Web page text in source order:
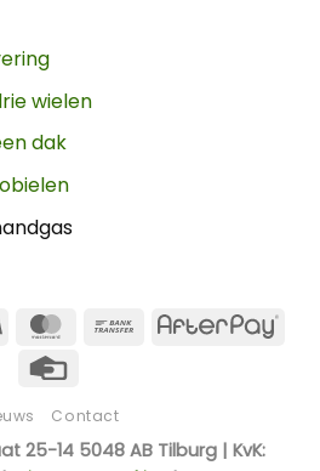
wielen
dak
Visa MasterCard
Bank
Contact
25-14 5048 AB Tilburg | KvK: